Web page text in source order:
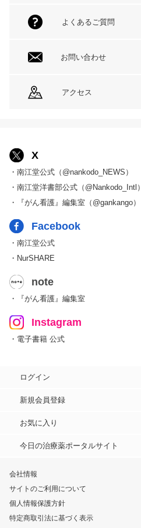
よくあるご質問
お問い合わせ
アクセス
X
・南江堂公式（@nankodo_NEWS）
・南江堂洋書部公式（@Nankodo_Intl）
・『がん看護』編集室（@gankango）
Facebook
・南江堂公式
・NurSHARE
note
・『がん看護』編集室
Instagram
・電子書籍 公式
ログイン
新規会員登録
お気に入り
今日の治療薬ポータルサイト
会社情報
サイトのご利用について
個人情報保護方針
特定商取引法に基づく表示